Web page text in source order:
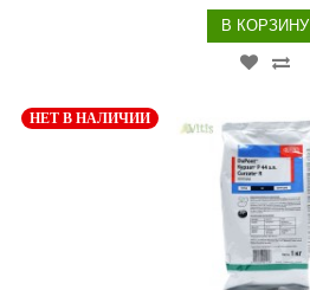
В КОРЗИНУ
НЕТ В НАЛИЧИИ